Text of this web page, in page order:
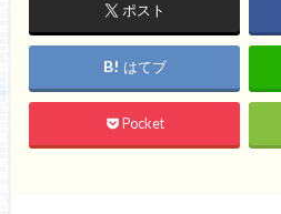
ポスト
はてブ
Pocket